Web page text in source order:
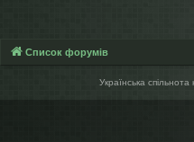
Список форумів
Українська спільнота